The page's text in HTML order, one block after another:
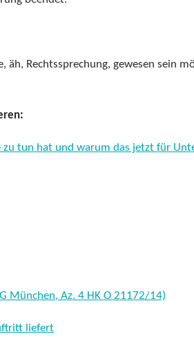
äh, Rechtssprechung, gewesen sein
zu tun hat und warum das jetzt für
München, Az. 4 HK O 21172/14)
liefert